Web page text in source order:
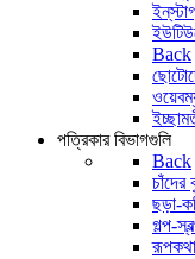
Back
পত্রিকার বিভাগগুলি
Back
চাঁদের
ছড়া-
গল্প-
রূপকথা